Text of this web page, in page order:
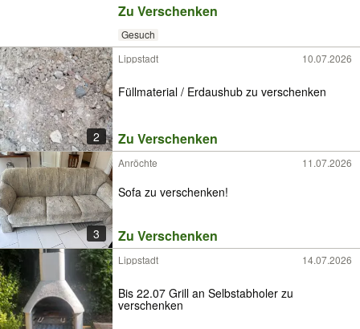
Zu Verschenken
Gesuch
2
Lippstadt 10.07.2026
Füllmaterial / Erdaushub zu verschenken
Zu Verschenken
3
Anröchte 11.07.2026
Sofa zu verschenken!
Zu Verschenken
Lippstadt 14.07.2026
Bis 22.07 Grill an Selbstabholer zu
verschenken